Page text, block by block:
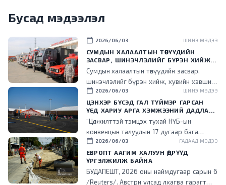
Бусад мэдээлэл
calendar_today 2026/06/03 ШИНЭ МЭДЭЭ
СУМДЫН ХАЛААЛТЫН ТӨВҮҮДИЙН
ЗАСВАР, ШИНЭЧЛЭЛИЙГ БҮРЭН ХИЙЖ,
ХУВИЙН ХЭВШИЛ РҮҮ МЕНЕЖМЕНТИЙГ
НЬ ШИЛЖҮҮЛСЭН ГЭДГИЙГ ОНЦОЛЛОО
Сумдын халаалтын төвүүдийн засвар,
шинэчлэлийг бүрэн хийж, хувийн хэвшил
рүү менежментийг нь шилжүүлснээр
төрийн ачаалал буурч, эдийн засгийн үр
ашигтай ажиллаж эхэлсэн гэдгийг энэ
үеэр танилцууллаа.
calendar_today 2026/06/03 ШИНЭ МЭДЭЭ
ЦЭНХЭР БҮСЭД ГАЛ ТҮЙМЭР ГАРСАН
ҮЕД ХАРИУ АРГА ХЭМЖЭЭНИЙ ДАДЛАГА
СУРГУУЛИЙГ ЗОХИОН БАЙГУУЛЛАА
“Цөлжилттэй тэмцэх тухай НҮБ-ын
конвенцын талуудын 17 дугаар бага
хурал (COP17) зохион байгуулах цэнхэр
бүсэд гал түймэр гарсан үед хариу арга
хэмжээ зохион байгуулах дадлага,
сургуулийг зохион байгууллаа.
calendar_today 2026/06/03 ГАДААД МЭДЭЭ
ЕВРОПТ ААГИМ ХАЛУУН ӨДРҮҮД
ҮРГЭЛЖИЛЖ БАЙНА
БУДАПЕШТ, 2026 оны наймдугаар сарын 6
/Reuters/. Австри улсад лхагва гарагт